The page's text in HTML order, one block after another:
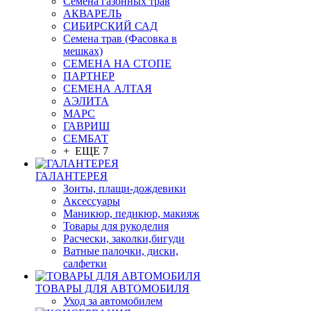
АКВАРЕЛЬ
СИБИРСКИЙ САД
Семена трав (Фасовка в
мешках)
СЕМЕНА НА СТОПЕ
ПАРТНЕР
СЕМЕНА АЛТАЯ
АЭЛИТА
МАРС
ГАВРИШ
СЕМБАТ
+ ЕЩЕ 7
ГАЛАНТЕРЕЯ
Зонты, плащи-дождевики
Аксессуары
Маникюр, педикюр, макияж
Товары для рукоделия
Расчески, заколки,бигуди
Ватные палочки, диски,
салфетки
ТОВАРЫ ДЛЯ АВТОМОБИЛЯ
Уход за автомобилем